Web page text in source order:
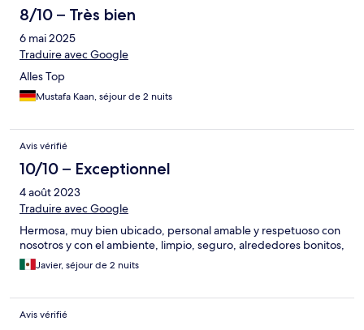
8/10 – Très bien
6 mai 2025
Traduire avec Google
Alles Top
Mustafa Kaan, séjour de 2 nuits
Avis vérifié
10/10 – Exceptionnel
4 août 2023
Traduire avec Google
Hermosa, muy bien ubicado, personal amable y respetuoso con
nosotros y con el ambiente, limpio, seguro, alrededores bonitos,
Javier, séjour de 2 nuits
Avis vérifié